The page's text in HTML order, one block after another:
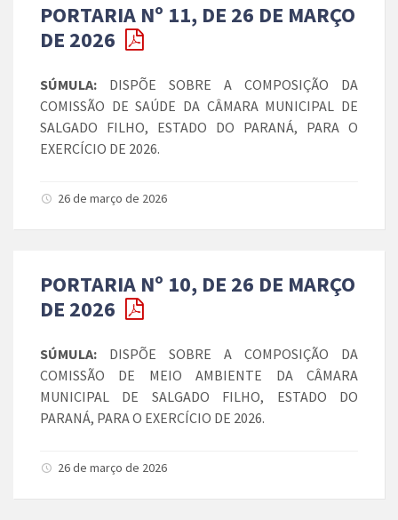
PORTARIA Nº 11, DE 26 DE MARÇO
DE 2026
SÚMULA: DISPÕE SOBRE A COMPOSIÇÃO DA
COMISSÃO DE SAÚDE DA CÂMARA MUNICIPAL DE
SALGADO FILHO, ESTADO DO PARANÁ, PARA O
EXERCÍCIO DE 2026.
26 de março de 2026
PORTARIA Nº 10, DE 26 DE MARÇO
DE 2026
SÚMULA: DISPÕE SOBRE A COMPOSIÇÃO DA
COMISSÃO DE MEIO AMBIENTE DA CÂMARA
MUNICIPAL DE SALGADO FILHO, ESTADO DO
PARANÁ, PARA O EXERCÍCIO DE 2026.
26 de março de 2026